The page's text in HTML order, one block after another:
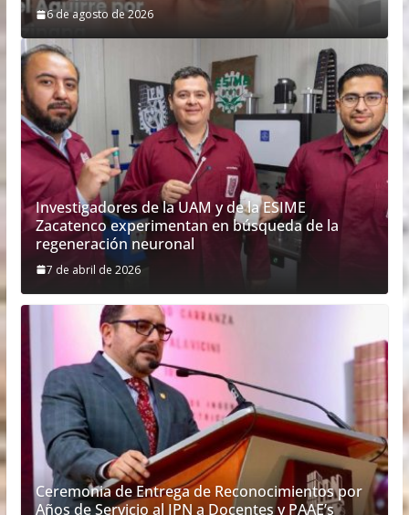
6 de agosto de 2026
Investigadores de la UAM y de la ESIME
Zacatenco experimentan en búsqueda de la
regeneración neuronal
7 de abril de 2026
Ceremonia de Entrega de Reconocimientos por
Años de Servicio al IPN a Docentes y PAAE’s